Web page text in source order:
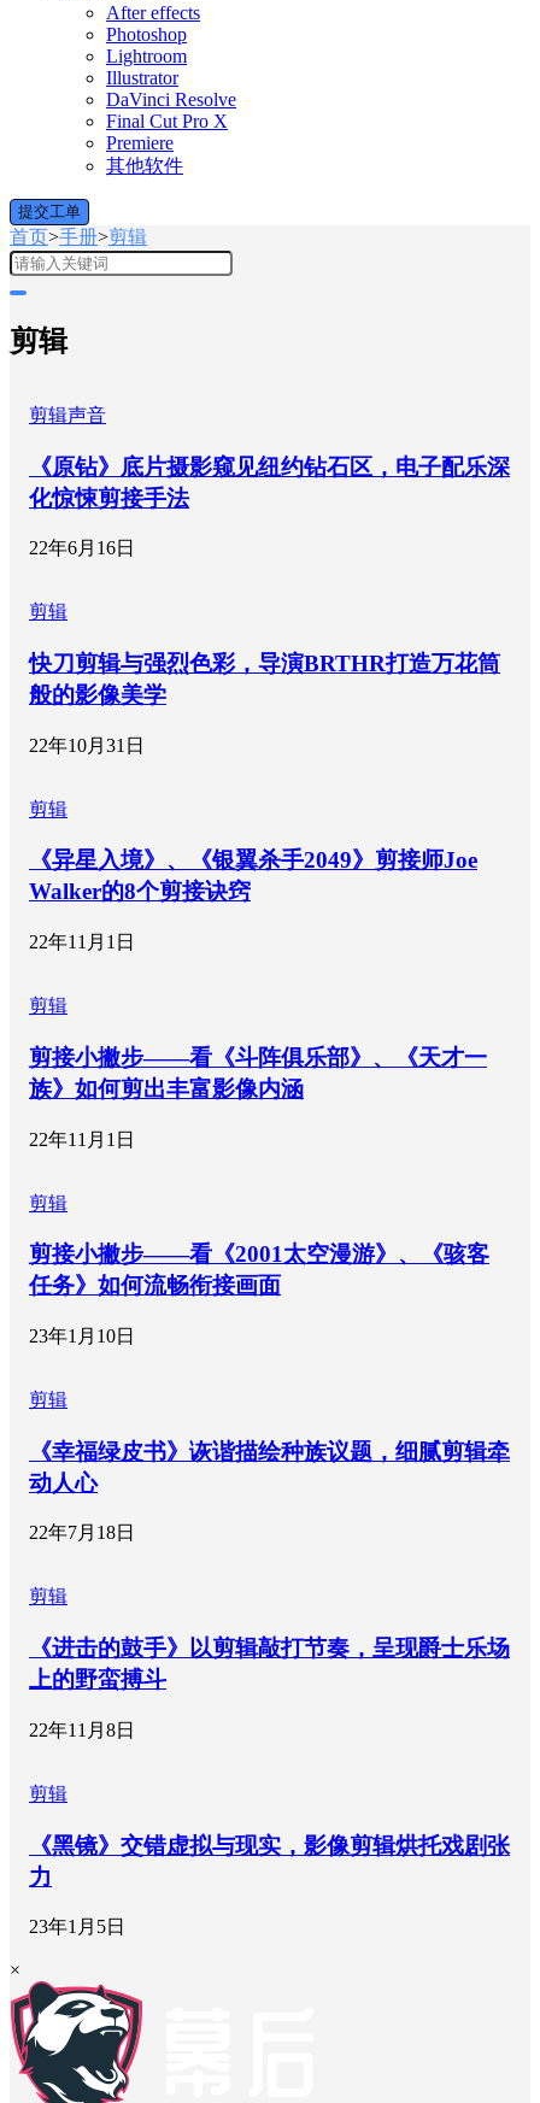
After effects
Photoshop
Lightroom
Illustrator
DaVinci Resolve
Final Cut Pro X
Premiere
其他软件
提交工单
首页>手册>剪辑
剪辑
剪辑声音
《原钻》底片摄影窥见纽约钻石区，电子配乐深
化惊悚剪接手法
22年6月16日
剪辑
快刀剪辑与强烈色彩，导演BRTHR打造万花筒
般的影像美学
22年10月31日
剪辑
《异星入境》、《银翼杀手2049》剪接师Joe
Walker的8个剪接诀窍
22年11月1日
剪辑
剪接小撇步——看《斗阵俱乐部》、《天才一
族》如何剪出丰富影像内涵
22年11月1日
剪辑
剪接小撇步——看《2001太空漫游》、《骇客
任务》如何流畅衔接画面
23年1月10日
剪辑
《幸福绿皮书》诙谐描绘种族议题，细腻剪辑牵
动人心
22年7月18日
剪辑
《进击的鼓手》以剪辑敲打节奏，呈现爵士乐场
上的野蛮搏斗
22年11月8日
剪辑
《黑镜》交错虚拟与现实，影像剪辑烘托戏剧张
力
23年1月5日
×